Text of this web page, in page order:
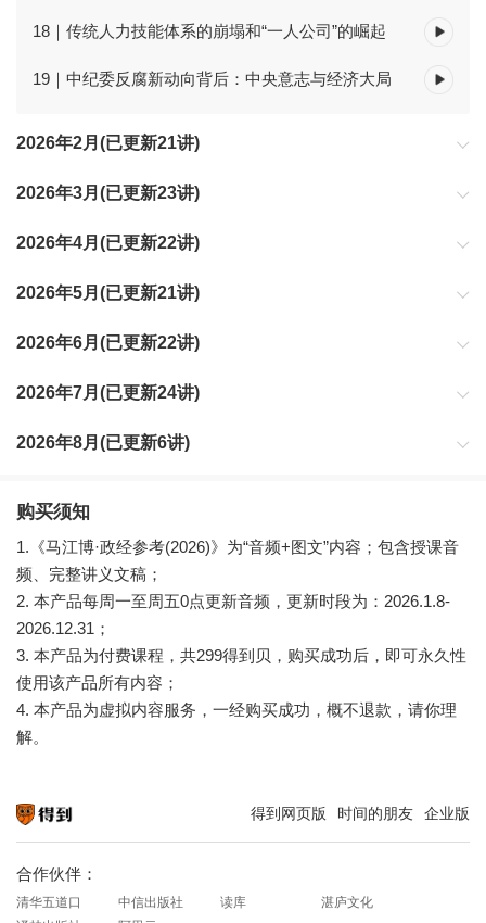
18｜传统人力技能体系的崩塌和“一人公司”的崛起
19｜中纪委反腐新动向背后：中央意志与经济大局
2026年2月(已更新21讲)
2026年3月(已更新23讲)
2026年4月(已更新22讲)
2026年5月(已更新21讲)
2026年6月(已更新22讲)
2026年7月(已更新24讲)
2026年8月(已更新6讲)
购买须知
1.《马江博·政经参考(2026)》为“音频+图文”内容；包含授课音
频、完整讲义文稿；
2. 本产品每周一至周五0点更新音频，更新时段为：2026.1.8-
2026.12.31；
3. 本产品为付费课程，共299得到贝，购买成功后，即可永久性
使用该产品所有内容；
4. 本产品为虚拟内容服务，一经购买成功，概不退款，请你理
解。
得到网页版 时间的朋友 企业版
合作伙伴：
清华五道口 中信出版社 读库
湛庐文化